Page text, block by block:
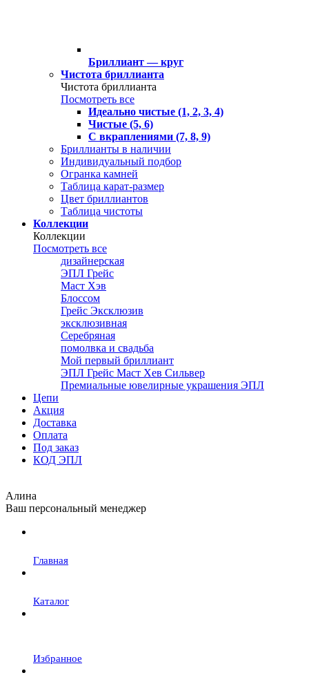
Бриллиант — круг
Чистота бриллианта
Чистота бриллианта
Посмотреть все
Идеально чистые (1, 2, 3, 4)
Чистые (5, 6)
С вкраплениями (7, 8, 9)
Бриллианты в наличии
Индивидуальный подбор
Огранка камней
Таблица карат-размер
Цвет бриллиантов
Таблица чистоты
Коллекции
Коллекции
Посмотреть все
дизайнерская
ЭПЛ Грейс
Маст Хэв
Блоссом
Грейс Эксклюзив
эксклюзивная
Серебряная
помолвка и свадьба
Мой первый бриллиант
ЭПЛ Грейс Маст Хев Сильвер
Премиальные ювелирные украшения ЭПЛ
Цепи
Акция
Доставка
Оплата
Под заказ
КОД ЭПЛ
Алина
Ваш персональный менеджер
Главная
Каталог
Избранное